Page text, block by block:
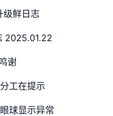
级鲜日志
2025.01.22
谢
工在提示
球显示异常